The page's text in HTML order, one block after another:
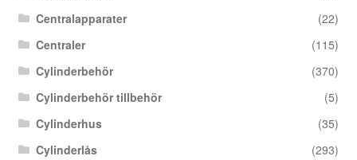
Centralapparater
(22)
Centraler
(115)
Cylinderbehör
(370)
Cylinderbehör tillbehör
(5)
Cylinderhus
(35)
Cylinderlås
(293)